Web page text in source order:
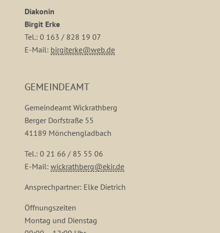
Diakonin
Birgit Erke
Tel.: 0 163 / 828 19 07
E-Mail: birgiterke@web.de
GEMEINDEAMT
Gemeindeamt Wickrathberg
Berger Dorfstraße 55
41189 Mönchengladbach
Tel.: 0 21 66 / 85 55 06
E-Mail: wickrathberg@ekir.de
Ansprechpartner: Elke Dietrich
Öffnungszeiten
Montag und Dienstag